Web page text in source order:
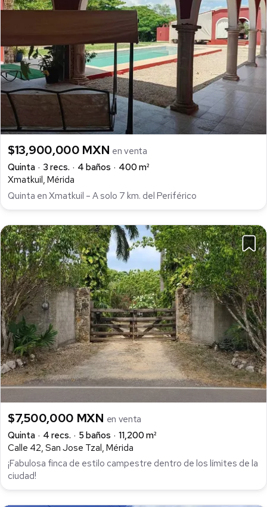
$13,900,000 MXN en venta
Quinta
3 recs. 4 baños
400 m²
Xmatkuil, Mérida
Quinta en Xmatkuil – A solo 7 km. del Periférico
$7,500,000 MXN en venta
Quinta
4 recs. 5 baños
11,200 m²
Calle 42, San Jose Tzal, Mérida
¡Fabulosa finca de estilo campestre dentro de los límites de la
ciudad!